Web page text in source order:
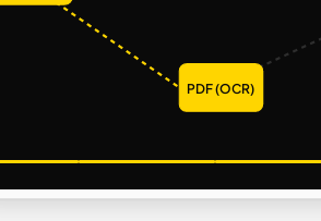
PDF (OCR)